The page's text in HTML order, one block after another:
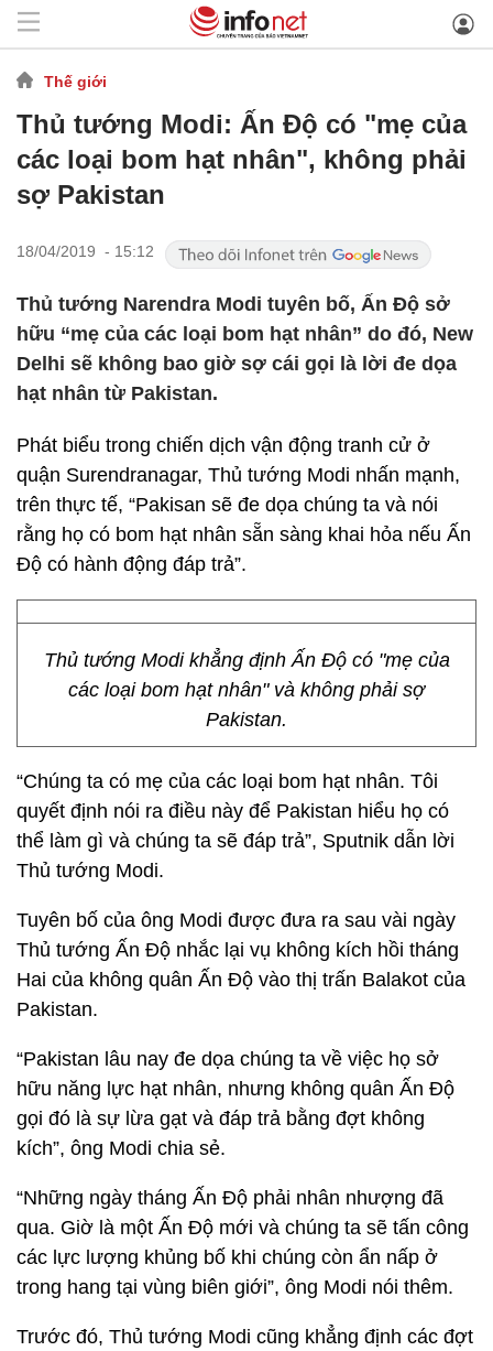
Thế giới
Thủ tướng Modi: Ấn Độ có "mẹ của
các loại bom hạt nhân", không phải
sợ Pakistan
18/04/2019 - 15:12
Thủ tướng Narendra Modi tuyên bố, Ấn Độ sở
hữu “mẹ của các loại bom hạt nhân” do đó, New
Delhi sẽ không bao giờ sợ cái gọi là lời đe dọa
hạt nhân từ Pakistan.
Phát biểu trong chiến dịch vận động tranh cử ở
quận Surendranagar, Thủ tướng Modi nhấn mạnh,
trên thực tế, “Pakisan sẽ đe dọa chúng ta và nói
rằng họ có bom hạt nhân sẵn sàng khai hỏa nếu Ấn
Độ có hành động đáp trả”.
Thủ tướng Modi khẳng định Ấn Độ có "mẹ của
các loại bom hạt nhân" và không phải sợ
Pakistan.
“Chúng ta có mẹ của các loại bom hạt nhân. Tôi
quyết định nói ra điều này để Pakistan hiểu họ có
thể làm gì và chúng ta sẽ đáp trả”, Sputnik dẫn lời
Thủ tướng Modi.
Tuyên bố của ông Modi được đưa ra sau vài ngày
Thủ tướng Ấn Độ nhắc lại vụ không kích hồi tháng
Hai của không quân Ấn Độ vào thị trấn Balakot của
Pakistan.
“Pakistan lâu nay đe dọa chúng ta về việc họ sở
hữu năng lực hạt nhân, nhưng không quân Ấn Độ
gọi đó là sự lừa gạt và đáp trả bằng đợt không
kích”, ông Modi chia sẻ.
“Những ngày tháng Ấn Độ phải nhân nhượng đã
qua. Giờ là một Ấn Độ mới và chúng ta sẽ tấn công
các lực lượng khủng bố khi chúng còn ẩn nấp ở
trong hang tại vùng biên giới”, ông Modi nói thêm.
Trước đó, Thủ tướng Modi cũng khẳng định các đợt